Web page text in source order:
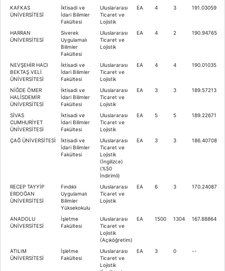
KAFKAS
ÜNİVERSİTESİ
İktisadi ve
İdari Bilimler
Fakültesi
Uluslararası
Ticaret ve
Lojistik
EA 4 3 191.03059
HARRAN
ÜNİVERSİTESİ
Siverek
Uygulamalı
Bilimler
Fakültesi
Uluslararası
Ticaret ve
Lojistik
EA 4 2 190.94765
NEVŞEHİR HACI
BEKTAŞ VELİ
ÜNİVERSİTESİ
İktisadi ve
İdari Bilimler
Fakültesi
Uluslararası
Ticaret ve
Lojistik
EA 4 4 190.01035
NİĞDE ÖMER
HALİSDEMİR
ÜNİVERSİTESİ
İktisadi ve
İdari Bilimler
Fakültesi
Uluslararası
Ticaret ve
Lojistik
EA 3 3 189.57213
SİVAS
CUMHURİYET
ÜNİVERSİTESİ
İktisadi ve
İdari Bilimler
Fakültesi
Uluslararası
Ticaret ve
Lojistik
EA 5 5 189.22671
ÇAĞ ÜNİVERSİTESİ
İktisadi ve
İdari Bilimler
Fakültesi
Uluslararası
Ticaret ve
Lojistik
(İngilizce)
(%50
İndirimli)
EA 3 3 186.40708
RECEP TAYYİP
ERDOĞAN
ÜNİVERSİTESİ
Fındıklı
Uygulamalı
Bilimler
Yüksekokulu
Uluslararası
Ticaret ve
Lojistik
EA 6 3 170.24087
ANADOLU
ÜNİVERSİTESİ
İşletme
Fakültesi
Uluslararası
Ticaret ve
Lojistik
(Açıköğretim)
EA 1500 1304 167.88864
ATILIM
ÜNİVERSİTESİ
İşletme
Fakültesi
Uluslararası
Ticaret ve
Lojistik
EA 3 0 --